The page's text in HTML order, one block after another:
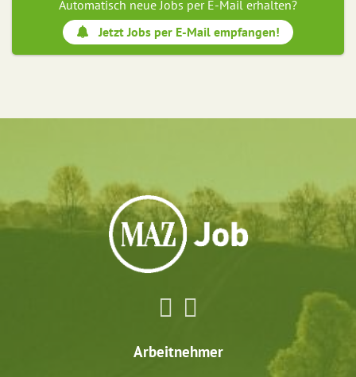
Automatisch neue Jobs per E-Mail erhalten?
Jetzt Jobs per E-Mail empfangen!
Arbeitnehmer